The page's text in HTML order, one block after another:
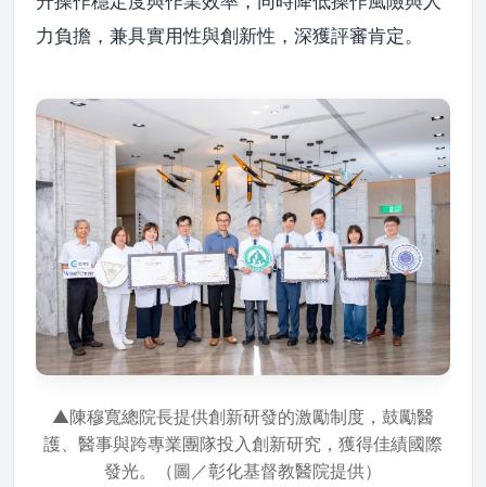
力負擔，兼具實用性與創新性，深獲評審肯定。
▲陳穆寬總院長提供創新研發的激勵制度，鼓勵醫
護、醫事與跨專業團隊投入創新研究，獲得佳績國際
發光。（圖／彰化基督教醫院提供）